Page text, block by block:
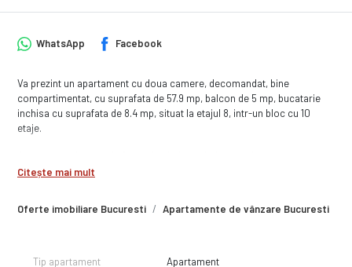
Oferte imobiliare Bucuresti Apartamente de vânzare Bucuresti
WhatsApp Facebook
Va prezint un apartament cu doua camere, decomandat, bine
compartimentat, cu suprafata de 57.9 mp, balcon de 5 mp, bucatarie
inchisa cu suprafata de 8.4 mp, situat la etajul 8, intr-un bloc cu 10
etaje.
obiecte sanitare montate si bransat la toate utilitatile. Finisajele sunt
Citește mai mult
Tip apartament Apartament